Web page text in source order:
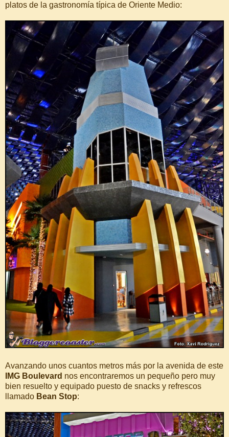
platos de la gastronomía típica de Oriente Medio:
Avanzando unos cuantos metros más por la avenida de este
IMG Boulevard nos encontraremos un pequeño pero muy
bien resuelto y equipado puesto de snacks y refrescos
llamado Bean Stop: